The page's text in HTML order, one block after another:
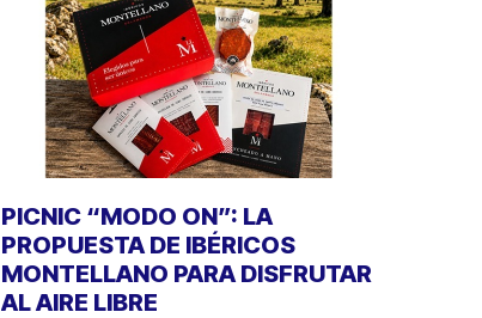
PICNIC “MODO ON”: LA
PROPUESTA DE IBÉRICOS
MONTELLANO PARA DISFRUTAR
AL AIRE LIBRE